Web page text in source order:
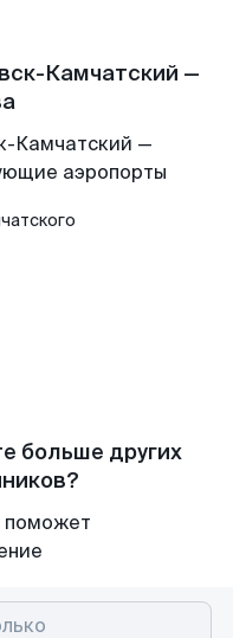
Камчатский —
Камчатский —
аэропорты
больше других
поможет